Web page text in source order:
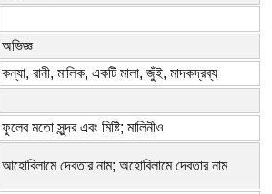
অভিজ্ঞ
কন্যা, রানী, মালিক, একটি মালা, জুঁই, মাদকদ্রব্য
ফুলের মতো সুন্দর এবং মিষ্টি; মালিনীও
আহোবিলামে দেবতার নাম; অহোবিলামে দেবতার নাম